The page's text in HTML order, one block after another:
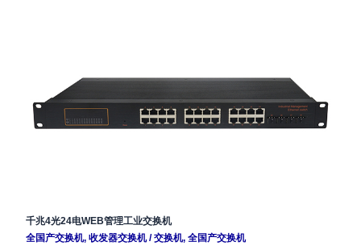
千兆4光24电WEB管理工业交换机
全国产交换机, 收发器交换机/交换机, 全国产交换机